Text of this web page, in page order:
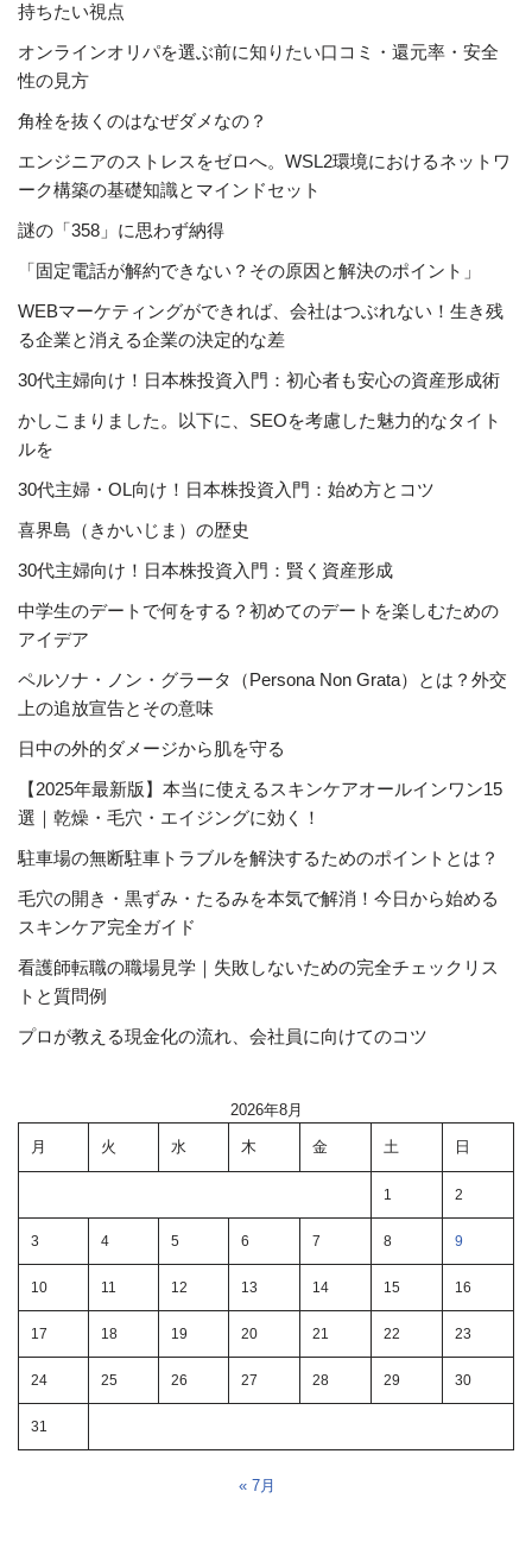
持ちたい視点
オンラインオリパを選ぶ前に知りたい口コミ・還元率・安全
性の見方
角栓を抜くのはなぜダメなの？
エンジニアのストレスをゼロへ。WSL2環境におけるネットワ
ーク構築の基礎知識とマインドセット
謎の「358」に思わず納得
「固定電話が解約できない？その原因と解決のポイント」
WEBマーケティングができれば、会社はつぶれない！生き残
る企業と消える企業の決定的な差
30代主婦向け！日本株投資入門：初心者も安心の資産形成術
かしこまりました。以下に、SEOを考慮した魅力的なタイト
ルを
30代主婦・OL向け！日本株投資入門：始め方とコツ
喜界島（きかいじま）の歴史
30代主婦向け！日本株投資入門：賢く資産形成
中学生のデートで何をする？初めてのデートを楽しむための
アイデア
ペルソナ・ノン・グラータ（Persona Non Grata）とは？外交
上の追放宣告とその意味
日中の外的ダメージから肌を守る
【2025年最新版】本当に使えるスキンケアオールインワン15
選｜乾燥・毛穴・エイジングに効く！
駐車場の無断駐車トラブルを解決するためのポイントとは？
毛穴の開き・黒ずみ・たるみを本気で解消！今日から始める
スキンケア完全ガイド
看護師転職の職場見学｜失敗しないための完全チェックリス
トと質問例
プロが教える現金化の流れ、会社員に向けてのコツ
2026年8月
月 火 水 木 金 土 日
1 2
3 4 5 6 7 8 9
10 11 12 13 14 15 16
17 18 19 20 21 22 23
24 25 26 27 28 29 30
31
« 7月